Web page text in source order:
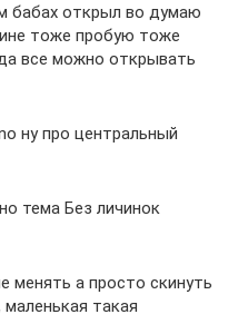
бабах открыл во думаю
тоже пробую тоже
все можно открывать
ну про центральный
тема Без личинок
менять а просто скинуть
маленькая такая